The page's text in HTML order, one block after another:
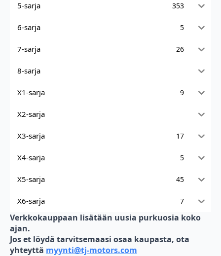
5-sarja 353
6-sarja 5
7-sarja 26
8-sarja
X1-sarja 9
X2-sarja
X3-sarja 17
X4-sarja 5
X5-sarja 45
X6-sarja 7
Verkkokauppaan lisätään uusia purkuosia koko
ajan.
Jos et löydä tarvitsemaasi osaa kaupasta, ota
yhteyttä myynti@tj-motors.com